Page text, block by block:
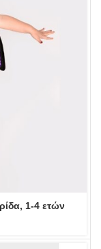
1-4 ετών